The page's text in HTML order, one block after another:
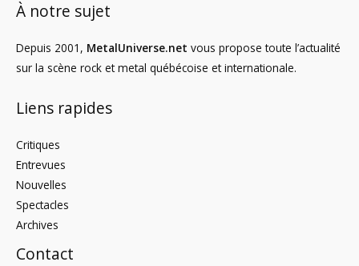
À notre sujet
Depuis 2001, MetalUniverse.net vous propose toute l’actualité
sur la scène rock et metal québécoise et internationale.
Liens rapides
Critiques
Entrevues
Nouvelles
Spectacles
Archives
Contact